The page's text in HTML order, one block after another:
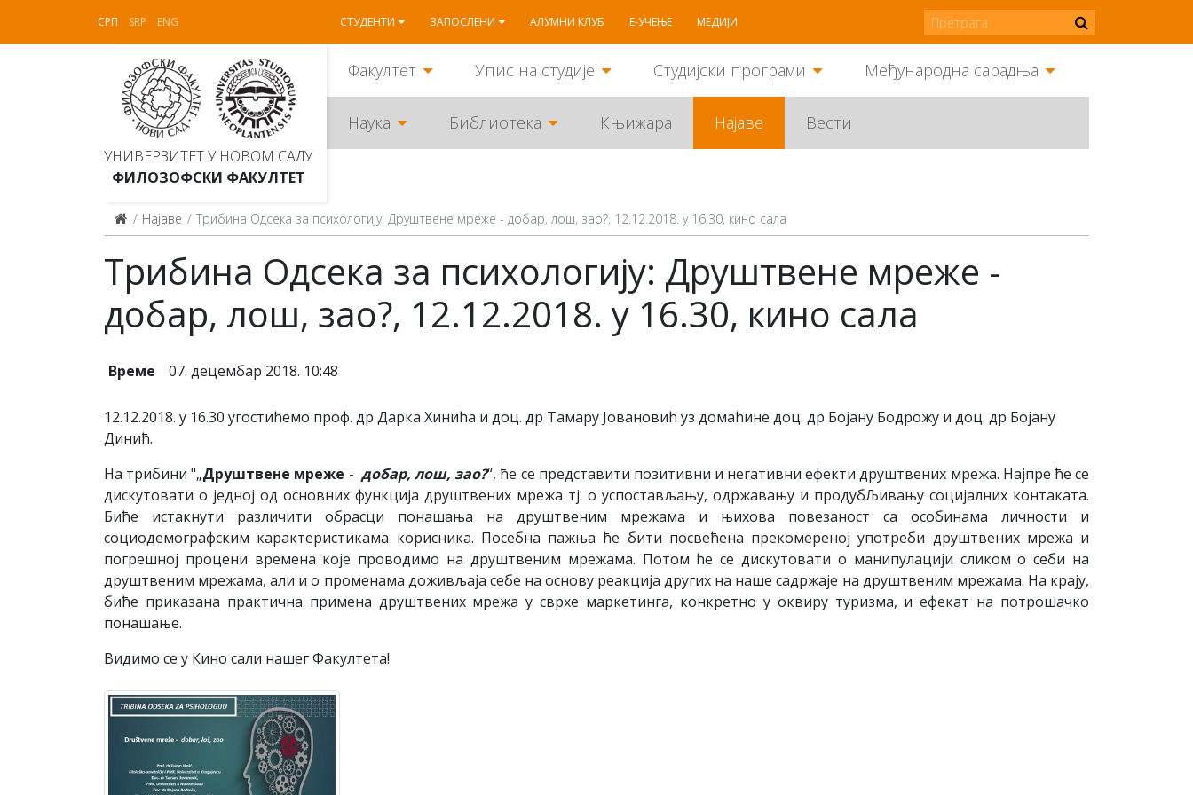
СРП SRP ENG СТУДЕНТИ ЗАПОСЛЕНИ АЛУМНИ КЛУБ Е-УЧЕЊЕ МЕДИЈИ
УНИВЕРЗИТЕТ У НОВОМ САДУ
ФИЛОЗОФСКИ ФАКУЛТЕТ
Факултет Упис на студије Студијски програми Међународна сарадња
Наука Библиотека Књижара Најаве Вести
Најаве Трибина Одсека за психологију: Друштвене мреже - добар, лош, зао?, 12.12.2018. у 16.30, кино сала
Трибина Одсека за психологију: Друштвене мреже -
добар, лош, зао?, 12.12.2018. у 16.30, кино сала
Време 07. децембар 2018. 10:48
12.12.2018. у 16.30 угостићемо проф. др Дарка Хинића и доц. др Тамару Јовановић уз домаћине доц. др Бојану Бодрожу и доц. др Бојану
Динић.
На трибини "„Друштвене мреже - добар, лош, зао?“, ће се представити позитивни и негативни ефекти друштвених мрежа. Најпре ће се
дискутовати о једној од основних функција друштвених мрежа тј. о успостављању, одржавању и продубЉивању социјалних контаката.
Биће истакнути различити обрасци понашања на друштвеним мрежама и њихова повезаност са особинама личности и
социодемографским карактеристикама корисника. Посебна пажња ће бити посвећена прекомереној употреби друштвених мрежа и
погрешној процени времена које проводимо на друштвеним мрежама. Потом ће се дискутовати о манипулацији сликом о себи на
друштвеним мрежама, али и о променама доживљаја себе на основу реакција других на наше садржаје на друштвеним мрежама. На крају,
биће приказана практична примена друштвених мрежа у сврхе маркетинга, конкретно у оквиру туризма, и ефекат на потрошачко
понашање.
Видимо се у Кино сали нашег Факултета!